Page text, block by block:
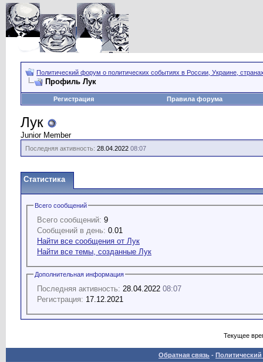
Политический форум о политических событиях в России, Украине,
Профиль Лук
Регистрация Правила форума
Лук
Junior Member
Последняя активность: 28.04.2022 08:07
Статистика
Всего сообщений
Всего сообщений: 9
Сообщений в день: 0.01
Найти все сообщения от Лук
Найти все темы, созданные Лук
Дополнительная информация
Последняя активность: 28.04.2022 08:07
Регистрация: 17.12.2021
Текущее
Обратная связь -